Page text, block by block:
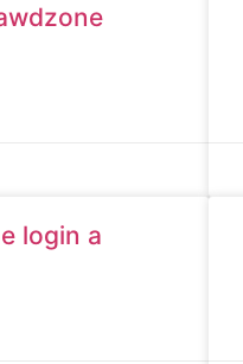
login a